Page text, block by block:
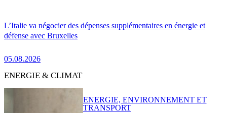
L’Italie va négocier des dépenses supplémentaires en énergie et
défense avec Bruxelles
05.08.2026
ENERGIE & CLIMAT
ENERGIE, ENVIRONNEMENT ET
TRANSPORT